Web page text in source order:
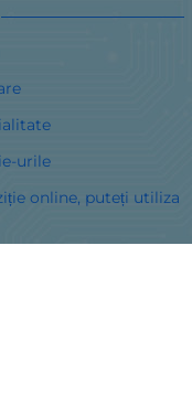
urile
online, puteți utiliza